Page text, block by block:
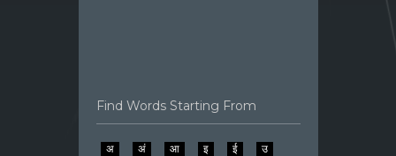
Find Words Starting From
अ अं आ इ ई उ